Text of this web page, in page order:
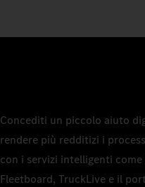
Concediti un piccolo aiuto
rendere più redditizi i
con i servizi intelligenti come
Fleetboard, TruckLive e il